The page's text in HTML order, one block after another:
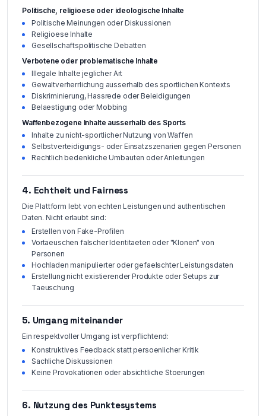
Politische, religioese oder ideologische Inhalte
Politische Meinungen oder Diskussionen
Religioese Inhalte
Gesellschaftspolitische Debatten
Verbotene oder problematische Inhalte
Illegale Inhalte jeglicher Art
Gewaltverherrlichung ausserhalb des sportlichen Kontexts
Diskriminierung, Hassrede oder Beleidigungen
Belaestigung oder Mobbing
Waffenbezogene Inhalte ausserhalb des Sports
Inhalte zu nicht-sportlicher Nutzung von Waffen
Selbstverteidigungs- oder Einsatzszenarien gegen Personen
Rechtlich bedenkliche Umbauten oder Anleitungen
4. Echtheit und Fairness
Die Plattform lebt von echten Leistungen und authentischen
Daten. Nicht erlaubt sind:
Erstellen von Fake-Profilen
Vortaeuschen falscher Identitaeten oder "Klonen" von
Personen
Hochladen manipulierter oder gefaelschter Leistungsdaten
Erstellung nicht existierender Produkte oder Setups zur
Taeuschung
5. Umgang miteinander
Ein respektvoller Umgang ist verpflichtend:
Konstruktives Feedback statt persoenlicher Kritik
Sachliche Diskussionen
Keine Provokationen oder absichtliche Stoerungen
6. Nutzung des Punktesystems